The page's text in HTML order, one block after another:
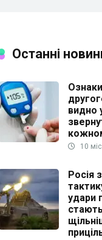
Останні
видно
10
Росія
удари